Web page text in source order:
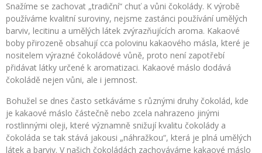
Snažíme se zachovat „tradiční“ chuť a vůni čokolády. K výrobě
používáme kvalitní suroviny, nejsme zastánci používání umělých
barviv, lecitinu a umělých látek zvýrazňujících aroma. Kakaové
boby přirozeně obsahují cca polovinu kakaového másla, které je
nositelem výrazné čokoládové vůně, proto není zapotřebí
přidávat látky určené k aromatizaci. Kakaové máslo dodává
čokoládě nejen vůni, ale i jemnost.
Bohužel se dnes často setkáváme s různými druhy čokolád, kde
je kakaové máslo částečně nebo zcela nahrazeno jinými
rostlinnými oleji, které významně snižují kvalitu čokolády a
čokoláda se tak stává jakousi „náhražkou“, která je plná umělých
látek a barviv. V našich čokoládách zachováváme kakaové máslo